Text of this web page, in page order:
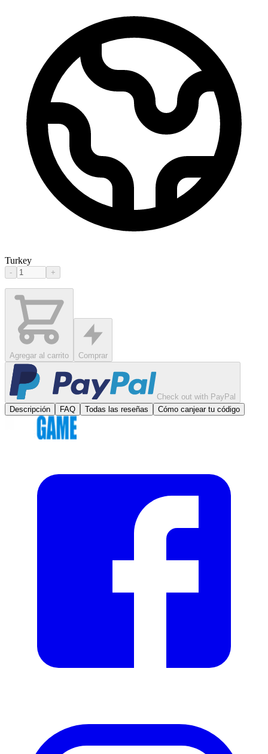
Turkey
- +
Agregar al carrito Comprar
Check out with PayPal
Descripción
FAQ Todas las reseñas Cómo canjear tu código